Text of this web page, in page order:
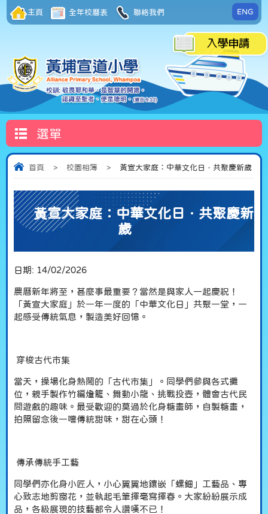
主頁 全年校曆表 聯絡我們 ENG
選單
首頁 > 校園相簿 > 黃宣大家庭：中華文化日．共聚慶新歲
黃宣大家庭：中華文化日．共聚慶新
歲
日期: 14/02/2026
農曆新年將至，甚麼事最重要？當然是與家人一起慶祝！
「黃宣大家庭」於一年一度的「中華文化日」共聚一堂，一
起感受傳統氣息，製造美好回憶。
穿梭古代市集
當天，操場化身熱鬧的「古代市集」。同學們參與各式攤
位，親手製作竹編燈籠、舞動小龍、挑戰投壺，體會古代民
間遊戲的趣味。最受歡迎的莫過於化身糖畫師，自製糖畫，
拍照留念後一嚐傳統甜味，甜在心頭！
傳承傳統手工藝
同學們亦化身小匠人，小心翼翼地鑲嵌「螺鈿」工藝品、專
心致志地剪窗花，並執起毛筆揮毫寫揮春。大家紛紛展示成
品，各級展現的技藝都令人讚嘆不已！